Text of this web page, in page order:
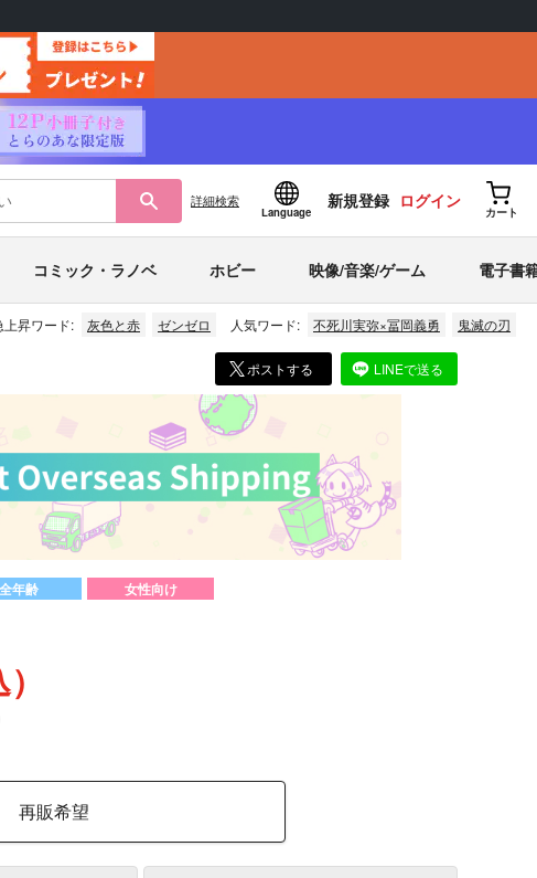
詳細検索
Language
新規登録 ログイン
カート
コミック・ラノベ ホビー 映像/音楽/ゲーム 電子書
上昇ワード: 灰色と赤 ゼンゼロ 人気ワード: 不死川実弥×冨岡義勇 鬼滅の刃
ポストする LINEで送る
全年齢 女性向け
再販希望